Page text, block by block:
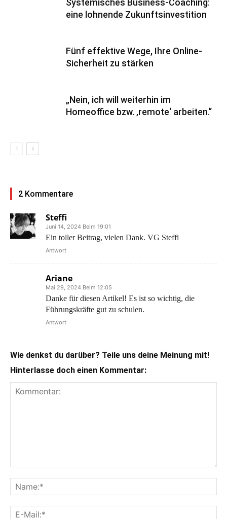
Systemisches Business-Coaching:
eine lohnende Zukunftsinvestition
Fünf effektive Wege, Ihre Online-
Sicherheit zu stärken
„Nein, ich will weiterhin im
Homeoffice bzw. ‚remote‘ arbeiten.“
2 Kommentare
Steffi
Juni 14, 2024 Beim 19:01
Ein toller Beitrag, vielen Dank. VG Steffi
Antwort
Ariane
Mai 29, 2024 Beim 12:05
Danke für diesen Artikel! Es ist so wichtig, die
Führungskräfte gut zu schulen.
Antwort
Wie denkst du darüber? Teile uns deine Meinung mit!
Hinterlasse doch einen Kommentar: